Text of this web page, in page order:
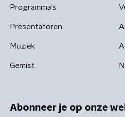
Programma's
Presentatoren
Muziek
Gemist
Abonneer je op onze